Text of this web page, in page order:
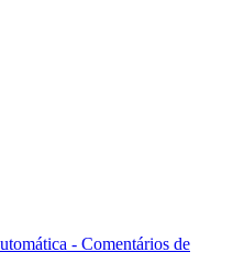
- Comentários de